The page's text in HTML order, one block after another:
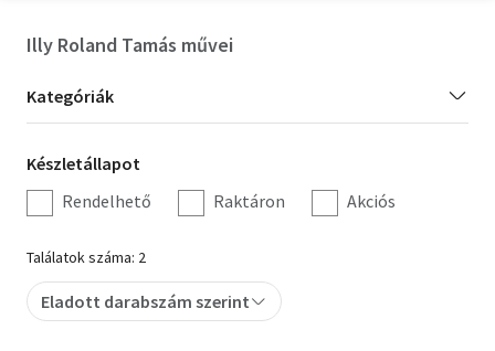
Hobbi, szabadidő
Irodalom
Művészet
Szakkönyv
Illy Roland Tamás művei
Kategória
szűrés
Kategóriák
Készletállapot
szűrés
Készletállapot
Rendelhető
Raktáron Akciós
Találatok száma: 2
Eladott darabszám szerint